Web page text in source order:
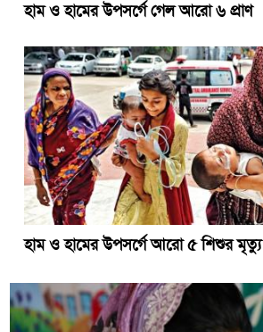
হাম ও হামের উপসর্গে গেল আরো ৬ প্রাণ
হাম ও হামের উপসর্গে আরো ৫ শিশুর মৃত্যু